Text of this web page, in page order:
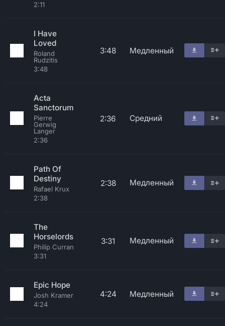
2:11
I Have
Loved
Roland
Rudzitis
3:48
3:48 Медленный
Acta
Sanctorum
Pierre
Gerwig
Langer
2:36
2:36 Средний
Path Of
Destiny
Rafael Krux
2:38
2:38 Медленный
The
Horselords
Philip Curran
3:31
3:31 Медленный
Epic Hope
Josh Kramer
4:24
4:24 Медленный